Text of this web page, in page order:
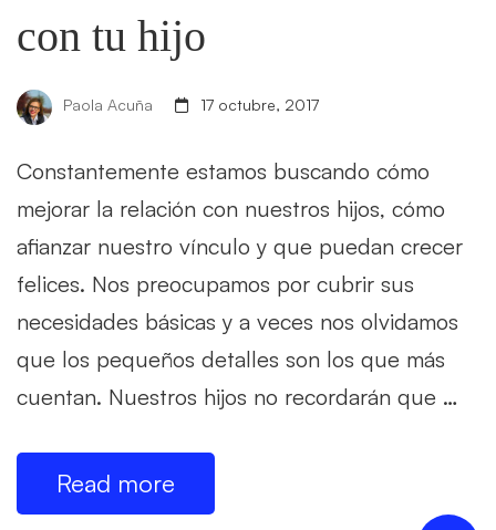
con tu hijo
Paola Acuña 17 octubre, 2017
Constantemente estamos buscando cómo
mejorar la relación con nuestros hijos, cómo
afianzar nuestro vínculo y que puedan crecer
felices. Nos preocupamos por cubrir sus
necesidades básicas y a veces nos olvidamos
que los pequeños detalles son los que más
cuentan. Nuestros hijos no recordarán que …
Read more